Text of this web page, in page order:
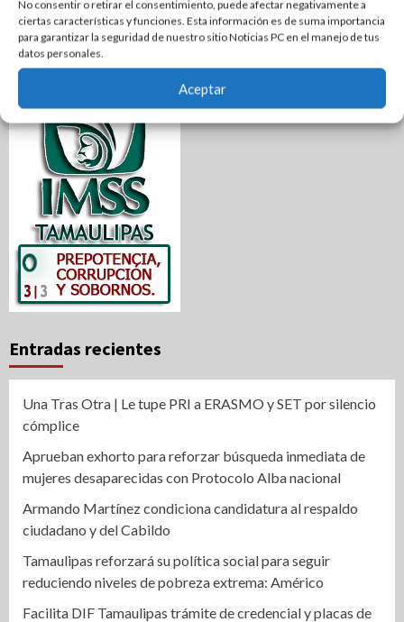
No consentir o retirar el consentimiento, puede afectar negativamente a
ciertas características y funciones. Esta información es de suma importancia
para garantizar la seguridad de nuestro sitio Noticias PC en el manejo de tus
datos personales.
Aceptar
Entradas recientes
Una Tras Otra | Le tupe PRI a ERASMO y SET por silencio
cómplice
Aprueban exhorto para reforzar búsqueda inmediata de
mujeres desaparecidas con Protocolo Alba nacional
Armando Martínez condiciona candidatura al respaldo
ciudadano y del Cabildo
Tamaulipas reforzará su política social para seguir
reduciendo niveles de pobreza extrema: Américo
Facilita DIF Tamaulipas trámite de credencial y placas de